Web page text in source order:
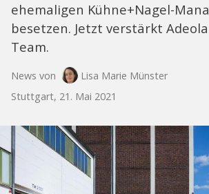
ehemaligen Kühne+Nagel-
besetzen. Jetzt verstärkt
Team.
News von
Lisa Marie Münster
Stuttgart, 21. Mai 2021